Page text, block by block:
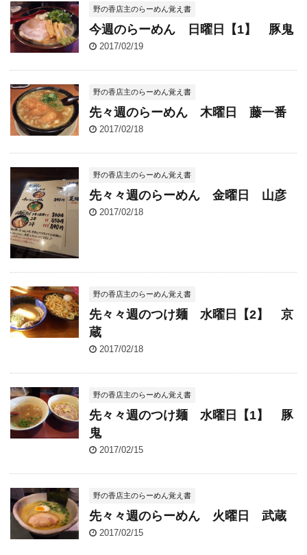
野の香店主のらーめん覚え書
今週のらーめん 日曜日【1】 豚鬼
2017/02/19
野の香店主のらーめん覚え書
先々週のらーめん 木曜日 藤一番
2017/02/18
野の香店主のらーめん覚え書
先々々週のらーめん 金曜日 山彦
2017/02/18
野の香店主のらーめん覚え書
先々々週のつけ麺 水曜日【2】 京
蔵
2017/02/18
野の香店主のらーめん覚え書
先々々週のつけ麺 水曜日【1】 豚
鬼
2017/02/15
野の香店主のらーめん覚え書
先々々週のらーめん 火曜日 武蔵
2017/02/15